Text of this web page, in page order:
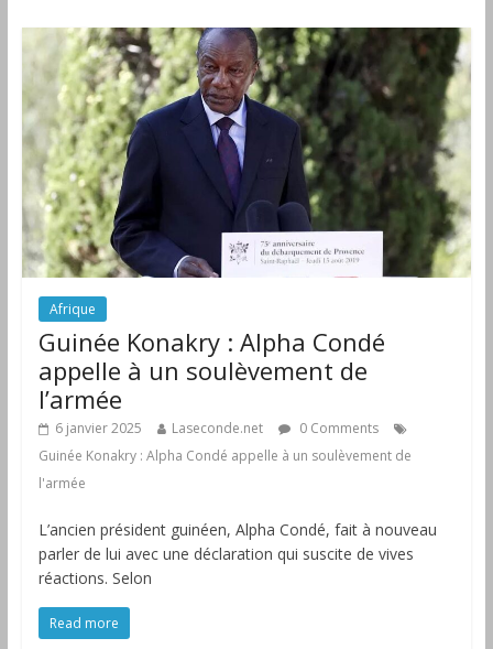
Afrique
Guinée Konakry : Alpha Condé
appelle à un soulèvement de
l’armée
6 janvier 2025 Laseconde.net
0 Comments
Guinée Konakry : Alpha Condé appelle à un soulèvement de
l'armée
L’ancien président guinéen, Alpha Condé, fait à nouveau
parler de lui avec une déclaration qui suscite de vives
réactions. Selon
Read more